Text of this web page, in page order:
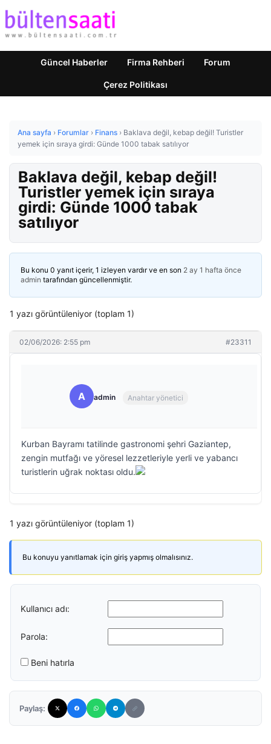
Güncel Haberler Firma Rehberi Forum
Çerez Politikası
Ana sayfa › Forumlar › Finans › Baklava değil, kebap değil! Turistler
yemek için sıraya girdi: Günde 1000 tabak satılıyor
Baklava değil, kebap değil!
Turistler yemek için sıraya
girdi: Günde 1000 tabak
satılıyor
Bu konu 0 yanıt içerir, 1 izleyen vardır ve en son 2 ay 1 hafta önce
admin tarafından güncellenmiştir.
1 yazı görüntüleniyor (toplam 1)
02/06/2026: 2:55 pm #23311
A admin Anahtar yönetici
Kurban Bayramı tatilinde gastronomi şehri Gaziantep,
zengin mutfağı ve yöresel lezzetleriyle yerli ve yabancı
turistlerin uğrak noktası oldu.
1 yazı görüntüleniyor (toplam 1)
Bu konuyu yanıtlamak için giriş yapmış olmalısınız.
Kullanıcı adı:
Parola:
Beni hatırla
Paylaş: